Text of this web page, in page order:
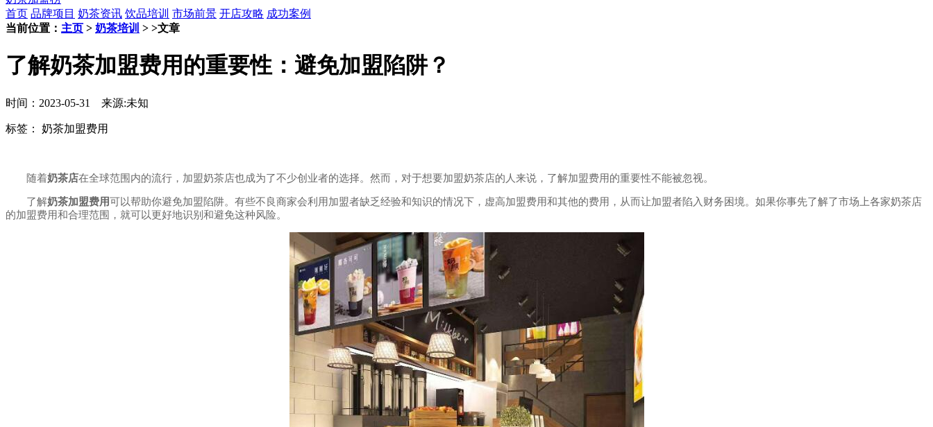
首页 品牌项目 奶茶资讯 饮品培训 市场前景 开店攻略 成功案例
当前位置： 主页 > 奶茶培训 > >文章
了解奶茶加盟费用的重要性：避免加盟陷阱？
时间：2023-05-31 来源:未知
标签： 奶茶加盟费用
随着奶茶店在全球范围内的流行，加盟奶茶店也成为了不少创业者的选择。然而，对于想要加盟奶茶店的人来说，了解加盟费用的重要性不能被忽视。
了解奶茶加盟费用可以帮助你避免加盟陷阱。有些不良商家会利用加盟者缺乏经验和知识的情况下，虚高加盟费用和其他的费用，从而让加盟者陷入财务困境。如果你事先了解了市场上各家奶茶店
的加盟费用和合理范围，就可以更好地识别和避免这种风险。